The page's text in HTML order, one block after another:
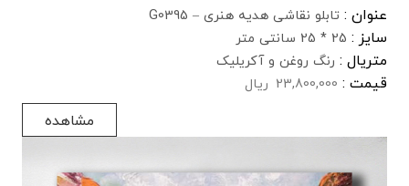
عنوان : تابلو نقاشی هدیه هنری – G0395
سایز : 25 * 25 سانتی متر
متریال : رنگ روغن و آکریلیک
قیمت : 23,800,000 ریال
مشاهده